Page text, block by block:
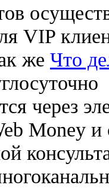
VIP
же Что
через
Money и